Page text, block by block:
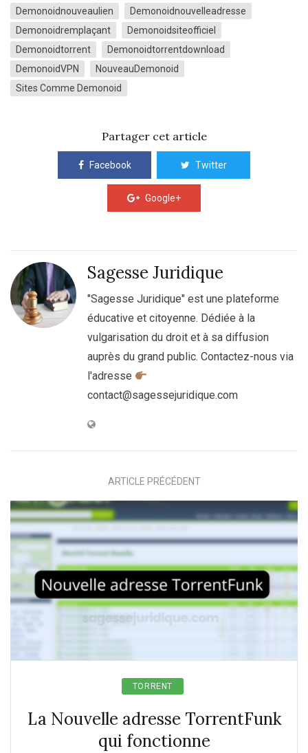
Demonoidnouveaulien
Demonoidnouvelleadresse
Demonoidremplaçant
Demonoidsiteofficiel
Demonoidtorrent
Demonoidtorrentdownload
DemonoidVPN
NouveauDemonoid
Sites Comme Demonoid
Partager cet article
Facebook Twitter
Google+
Sagesse Juridique
"Sagesse Juridique" est une plateforme
éducative et citoyenne. Dédiée à la
vulgarisation du droit et à sa diffusion
auprès du grand public. Contactez-nous via
l'adresse
contact@sagessejuridique.com
ARTICLE PRÉCÉDENT
TORRENT
La Nouvelle adresse TorrentFunk
qui fonctionne